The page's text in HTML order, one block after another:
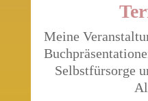
Meine
Selbstfürsorge